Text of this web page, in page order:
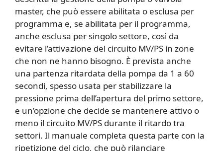
master, che può essere abilitata o esclusa per
programma e, se abilitata per il programma,
anche esclusa per singolo settore, così da
evitare l’attivazione del circuito MV/PS in zone
che non ne hanno bisogno. È prevista anche
una partenza ritardata della pompa da 1 a 60
secondi, spesso usata per stabilizzare la
pressione prima dell’apertura del primo settore,
e un’opzione che decide se mantenere attivo o
meno il circuito MV/PS durante il ritardo tra
settori. Il manuale completa questa parte con la
ripetizione del ciclo, che può rilanciare